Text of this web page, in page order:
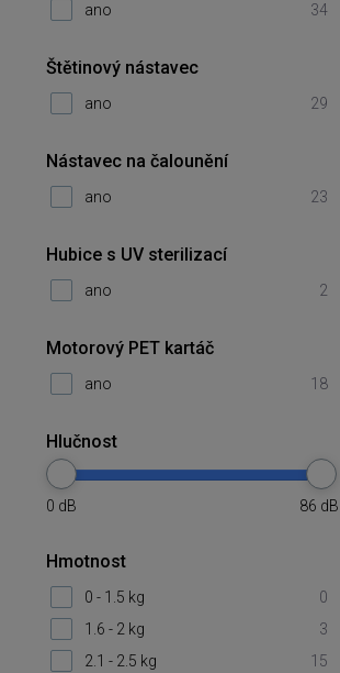
ano 34
Štětinový nástavec
ano 29
Nástavec na čalounění
ano 23
Hubice s UV sterilizací
ano 2
Motorový PET kartáč
ano 18
Hlučnost
0 dB 86 dB
Hmotnost
0 - 1.5 kg
0
1.6 - 2 kg
3
2.1 - 2.5 kg
15